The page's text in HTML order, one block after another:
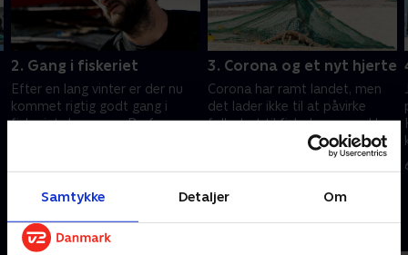
Samtykke Detaljer Om
2. Gang i fiskeriet
Efter en lang vinter er der nu
kommet rigtig godt gang i
fiskeriet. Jesper og Bo fanger
3. Corona og et nyt hjerte
Corona har ramt landet, men
det lader ikke til at påvirke
folks lyst til fisk. Jonny gør klar
til, at han skal til en vigtig
hjerteundersøgelse på Riget.
Andre så også